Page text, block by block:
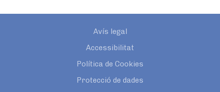
Avís legal
Accessibilitat
Política de Cookies
Protecció de dades